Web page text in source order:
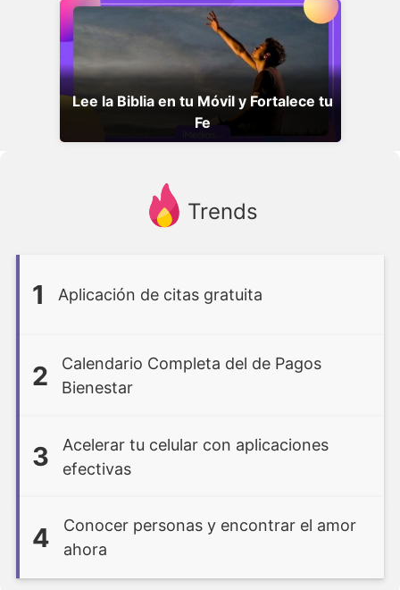
Lee la Biblia en tu Móvil y Fortalece tu
Fe
Trends
1 Aplicación de citas gratuita
2
Calendario Completa del de Pagos
Bienestar
3
Acelerar tu celular con aplicaciones
efectivas
4
Conocer personas y encontrar el amor
ahora